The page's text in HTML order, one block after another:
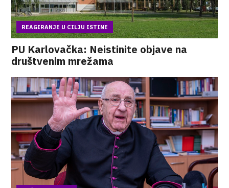
REAGIRANJE U CILJU ISTINE
PU Karlovačka: Neistinite objave na
društvenim mrežama